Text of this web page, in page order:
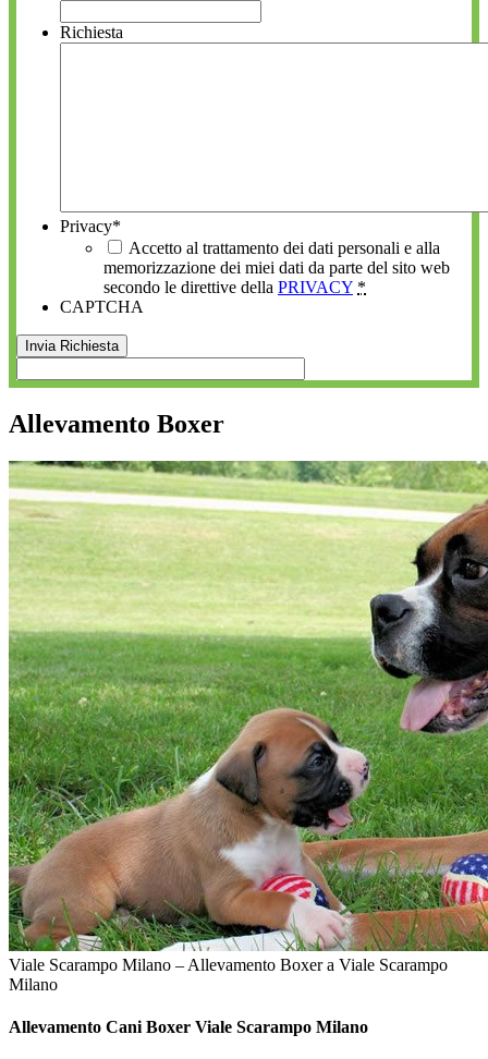
Richiesta
Privacy*
Accetto al trattamento dei dati personali e alla
memorizzazione dei miei dati da parte del sito web
secondo le direttive della PRIVACY *
CAPTCHA
Allevamento Boxer
Viale Scarampo Milano – Allevamento Boxer a Viale Scarampo
Milano
Allevamento Cani Boxer Viale Scarampo Milano